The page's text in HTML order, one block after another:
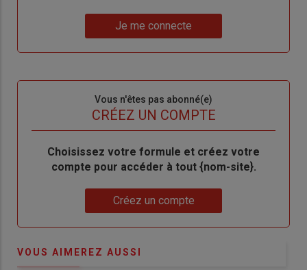
de
me
Je me connecte
Vous n'êtes pas abonné(e)
CRÉEZ UN COMPTE
BodyChoisissez votre formule et créez votre
compte pour accéder à tout {nom-site}.
Créez un compte
VOUS AIMEREZ AUSSI